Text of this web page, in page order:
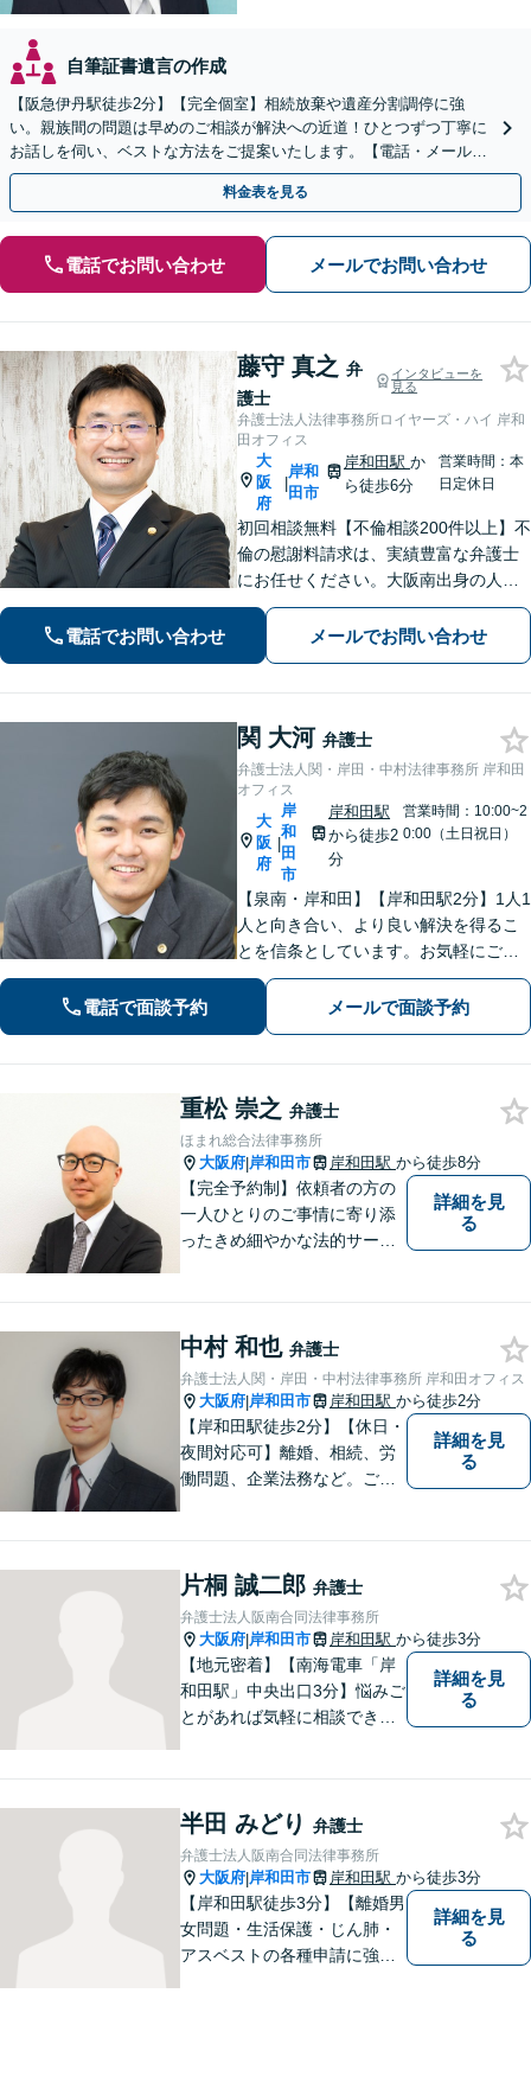
自筆証書遺言の作成
【阪急伊丹駅徒歩2分】【完全個室】相続放棄や遺産分割調停に強
い。親族間の問題は早めのご相談が解決への近道！ひとつずつ丁寧に
お話しを伺い、ベストな方法をご提案いたします。【電話・メール相
談初回無料】【休日夜間対応可】【オンライン可能】
料金表を見る
電話でお問い合わせ メールでお問い合わせ
藤守 真之 弁
護士
インタビューを
見る
弁護士法人法律事務所ロイヤーズ・ハイ 岸和
田オフィス
大
阪
府
|
岸和
田市
岸和田駅か
ら徒歩6分
営業時間：本
日定休日
初回相談無料【不倫相談200件以上】不
倫の慰謝料請求は、実績豊富な弁護士
にお任せください。大阪南出身の人情
派弁護士が対応【交通事故も強い】交
通事故に遭われてお困りの方はお気軽
にお電話ください【当日／夜間／休日
電話でお問い合わせ メールでお問い合わせ
関 大河 弁護士
弁護士法人関・岸田・中村法律事務所 岸和田
オフィス
大
阪
府
|
岸
和
田
市
岸和田駅
から徒歩2
分
営業時間：10:00~2
0:00（土日祝日）
【泉南・岸和田】【岸和田駅2分】1人1
人と向き合い、より良い解決を得るこ
とを信条としています。お気軽にご相
談下さい。
電話で面談予約 メールで面談予約
重松 崇之 弁護士
ほまれ総合法律事務所
大阪府|岸和田市 岸和田駅 から徒歩8分
【完全予約制】依頼者の方の
一人ひとりのご事情に寄り添
ったきめ細やかな法的サービ
分無料です。
詳細を見
る
中村 和也 弁護士
弁護士法人関・岸田・中村法律事務所 岸和田オフィス
大阪府|岸和田市 岸和田駅 から徒歩2分
【岸和田駅徒歩2分】【休日・
夜間対応可】離婚、相続、労
働問題、企業法務など。ご依
はお一人で抱えず、ぜひ弁護
士へご相談ください【完全個
室】
詳細を見
る
片桐 誠二郎 弁護士
弁護士法人阪南合同法律事務所
大阪府|岸和田市 岸和田駅 から徒歩3分
【地元密着】【南海電車「岸
和田駅」中央出口3分】悩みご
とがあれば気軽に相談でき
てもらうように、どうぞお気
軽にご相談ください。
詳細を見
る
半田 みどり 弁護士
弁護士法人阪南合同法律事務所
大阪府|岸和田市 岸和田駅 から徒歩3分
【岸和田駅徒歩3分】【離婚男
女問題・生活保護・じん肺・
アスベストの各種申請に強
詳細を見
る